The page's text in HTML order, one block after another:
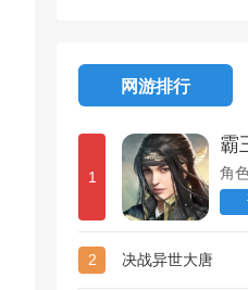
网游排行
1
霸
角
2 决战异世大唐